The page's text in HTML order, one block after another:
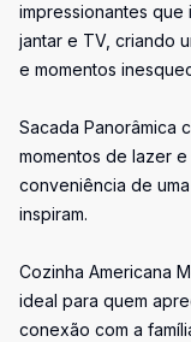
impressionantes que
jantar e TV, criando
e momentos
Sacada Panorâmica
momentos de lazer
conveniência de
inspiram.
Cozinha Americana
ideal para quem
conexão com a